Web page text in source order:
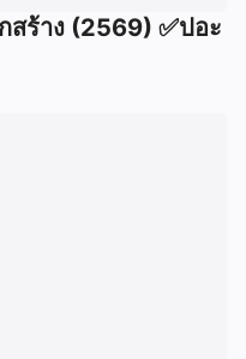
สร้าง (2569) ✅ปอะ